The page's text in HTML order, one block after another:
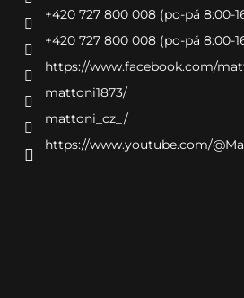
+420 727 800 008 (po-pá 8:00-
+420 727 800 008 (po-pá 8:00-
https://www.facebook.com/
mattoni1873/
mattoni_cz_/
https://www.youtube.com/